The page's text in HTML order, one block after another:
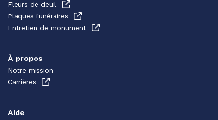
Fleurs de deuil
Plaques funéraires
Entretien de monument
À propos
Notre mission
Carrières
Aide